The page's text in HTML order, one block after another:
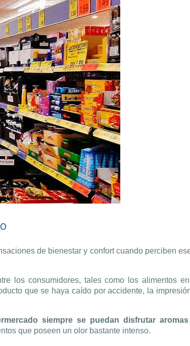
de bienestar y confort cuando perciben
los consumidores, tales como los alimentos
que se haya caído por accidente, la
siempre se puedan disfrutar
que poseen un olor bastante intenso.